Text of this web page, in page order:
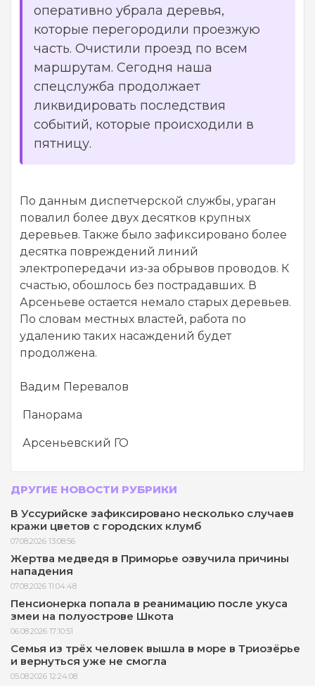
оперативно убрала деревья,
которые перегородили проезжую
часть. Очистили проезд по всем
маршрутам. Сегодня наша
спецслужба продолжает
ликвидировать последствия
событий, которые происходили в
пятницу.
По данным диспетчерской службы, ураган
повалил более двух десятков крупных
деревьев. Также было зафиксировано более
десятка повреждений линий
электропередачи из-за обрывов проводов. К
счастью, обошлось без пострадавших. В
Арсеньеве остается немало старых деревьев.
По словам местных властей, работа по
удалению таких насаждений будет
продолжена.
Вадим Перевалов
Панорама
Арсеньевский ГО
ДРУГИЕ НОВОСТИ РУБРИКИ
В Уссурийске зафиксировано несколько случаев
кражи цветов с городских клумб
07.08.2026 13:08:56
Жертва медведя в Приморье озвучила причины
нападения
07.08.2026 11:04:48
Пенсионерка попала в реанимацию после укуса
змеи на полуострове Шкота
06.08.2026 17:10:51
Семья из трёх человек вышла в море в Триозёрье
и вернуться уже не смогла
05.08.2026 12:24:08